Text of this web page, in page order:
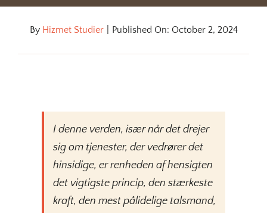
By Hizmet Studier Published On: October 2, 2024
I denne verden, især når det drejer
sig om tjenester, der vedrører det
hinsidige, er renheden af hensigten
det vigtigste princip, den stærkeste
kraft, den mest pålidelige talsmand,